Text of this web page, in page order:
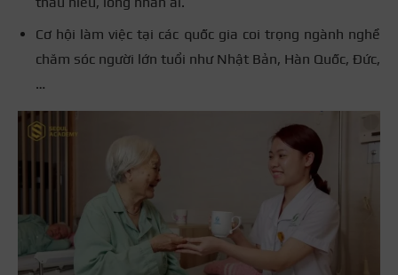
Cơ hội làm việc tại các quốc gia coi trọng ngành nghề
chăm sóc người lớn tuổi như Nhật Bản, Hàn Quốc, Đức,
…